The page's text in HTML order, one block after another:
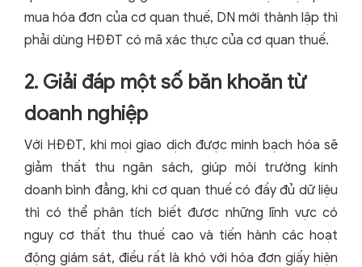
mua hóa đơn của cơ quan thuế, DN mới thành lập thì
phải dùng HĐĐT có mã xác thực của cơ quan thuế.
2. Giải đáp một số băn khoăn từ
doanh nghiệp
Với HĐĐT, khi mọi giao dịch được minh bạch hóa sẽ
giảm thất thu ngân sách, giúp môi trường kinh
doanh bình đẳng, khi cơ quan thuế có đầy đủ dữ liệu
thì có thể phân tích biết được những lĩnh vực có
nguy cơ thất thu thuế cao và tiến hành các hoạt
động giám sát, điều rất là khó với hóa đơn giấy hiện